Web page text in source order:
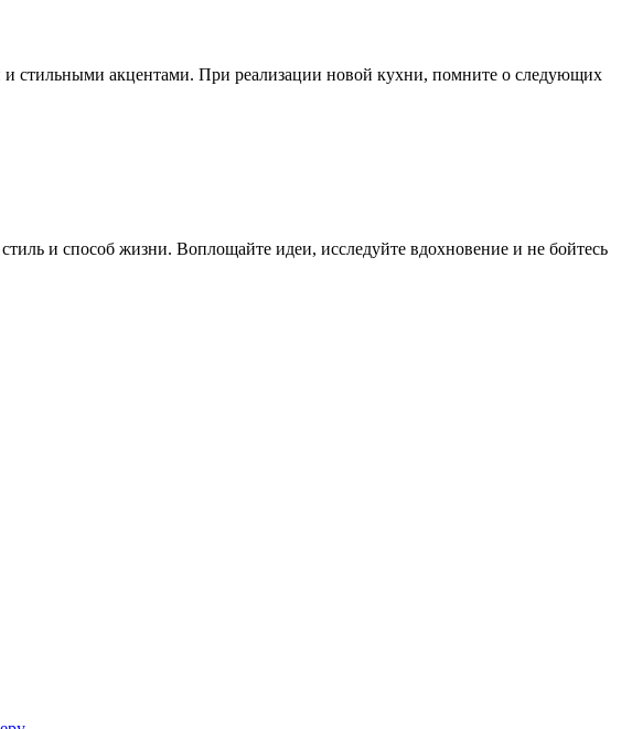
стильными акцентами. При реализации новой кухни, помните о следующих
и способ жизни. Воплощайте идеи, исследуйте вдохновение и не бойтесь